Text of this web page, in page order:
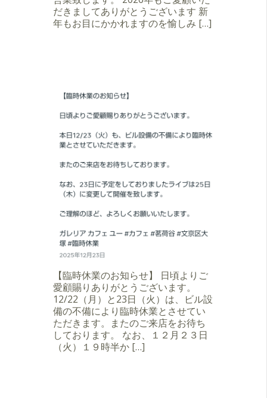
だきましてありがとうございます 新
年もお目にかかれますのを愉しみ […]
【臨時休業のお知らせ】 日頃よりご
愛顧賜りありがとうございます。
12/22（月）と23日（火）は、ビル設
備の不備により臨時休業とさせてい
ただきます。またのご来店をお待ち
しております。 なお、１２月２３日
（火）１９時半か […]